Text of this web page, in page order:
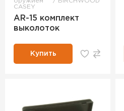
CASEY
AR-15 комплект
выколоток
Купить